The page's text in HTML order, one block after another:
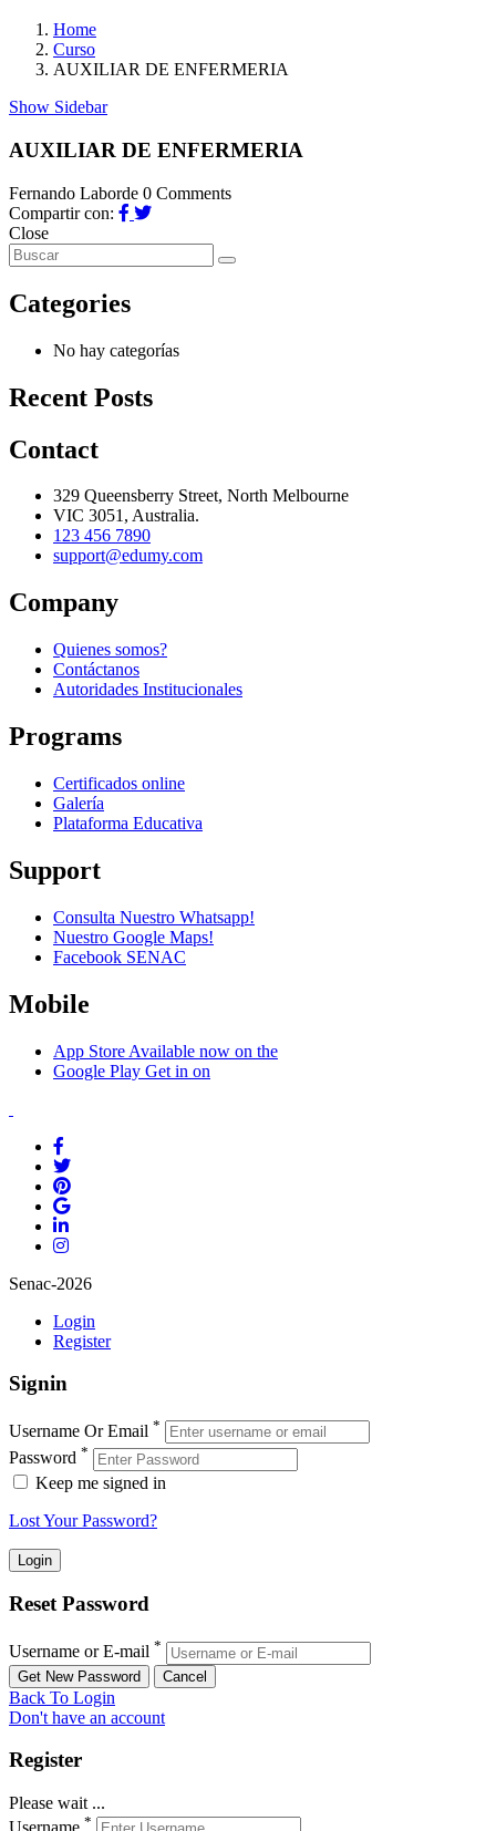
Home
Curso
AUXILIAR DE ENFERMERIA
Show Sidebar
AUXILIAR DE ENFERMERIA
Fernando Laborde 0 Comments
Compartir con:
Close
Categories
No hay categorías
Recent Posts
Contact
329 Queensberry Street, North Melbourne
VIC 3051, Australia.
123 456 7890
support@edumy.com
Company
Quienes somos?
Contáctanos
Autoridades Institucionales
Programs
Certificados online
Galería
Plataforma Educativa
Support
Consulta Nuestro Whatsapp!
Nuestro Google Maps!
Facebook SENAC
Mobile
App Store Available now on the
Google Play Get in on
Senac-2026
Login
Register
Signin
Username Or Email *
Password *
Keep me signed in
Lost Your Password?
Reset Password
Username or E-mail *
Back To Login
Don't have an account
Register
Please wait ...
*